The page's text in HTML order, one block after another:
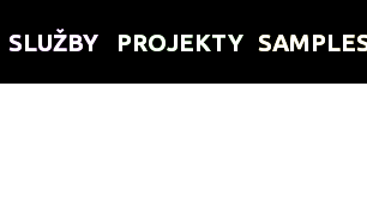
SLUŽBY
SLUŽBY PROJEKTY
PROJEKTY